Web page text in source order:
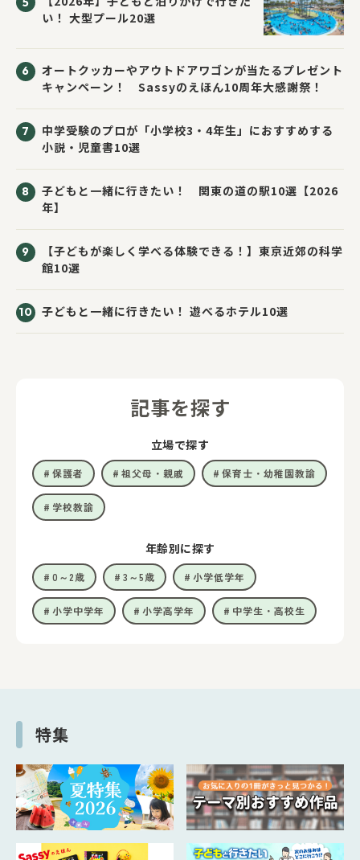
い！ 大型プール20選
オートクッカーやアウトドアワゴンが当たるプレゼント
キャンペーン！ Sassyのえほん10周年大感謝祭！
中学受験のプロが「小学校3・4年生」におすすめする
小説・児童書10選
子どもと一緒に行きたい！ 関東の道の駅10選【2026
年】
【子どもが楽しく学べる体験できる！】東京近郊の科学
館10選
子どもと一緒に行きたい！ 遊べるホテル10選
記事を探す
立場で探す
保護者 祖父母・親戚 保育士・幼稚園教諭
学校教諭
年齢別に探す
0～2歳 3～5歳 小学低学年
小学中学年 小学高学年 中学生・高校生
特集